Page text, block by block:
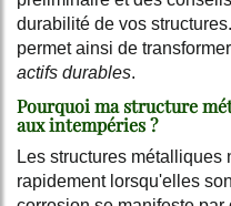
durabilité de vos
permet ainsi de
actifs durables.
Pourquoi ma structure
aux intempéries ?
Les structures métalliques
rapidement lorsqu'elles